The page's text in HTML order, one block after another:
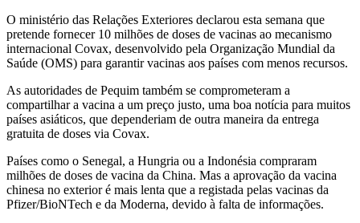
O ministério das Relações Exteriores declarou esta semana que
pretende fornecer 10 milhões de doses de vacinas ao mecanismo
internacional Covax, desenvolvido pela Organização Mundial da
Saúde (OMS) para garantir vacinas aos países com menos recursos.
As autoridades de Pequim também se comprometeram a
compartilhar a vacina a um preço justo, uma boa notícia para muitos
países asiáticos, que dependeriam de outra maneira da entrega
gratuita de doses via Covax.
Países como o Senegal, a Hungria ou a Indonésia compraram
milhões de doses de vacina da China. Mas a aprovação da vacina
chinesa no exterior é mais lenta que a registada pelas vacinas da
Pfizer/BioNTech e da Moderna, devido à falta de informações.